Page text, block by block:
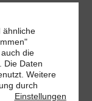
per
abgedichteter
ähnliche
die
Die Daten
Weitere
durch
Einstellungen